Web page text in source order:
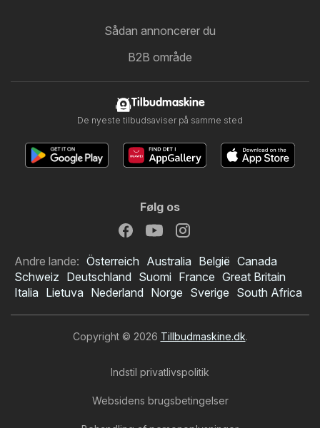
Sådan annoncerer du
B2B område
Tilbudmaskine
De nyeste tilbudsaviser på samme sted
Følg os
Andre lande: Österreich Australia België Canada
Schweiz Deutschland Suomi France Great Britain
Italia Lietuva Nederland Norge Sverige South Africa
Copyright © 2026 Tillbudmaskine.dk.
Indstil privatlivspolitik
Websidens brugsbetingelser